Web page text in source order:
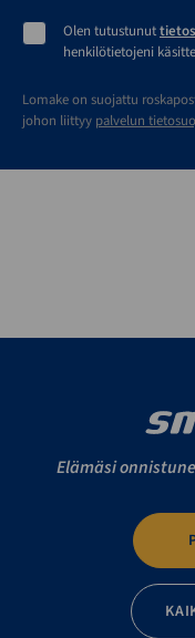
Olen tutustunut
henkilötietojeni
Lomake on suojattu
johon liittyy palvelun
Elämäsi